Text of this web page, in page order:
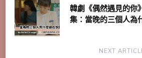
韓劇《偶然遇見的你
集：當晚的三個人為
NEXT